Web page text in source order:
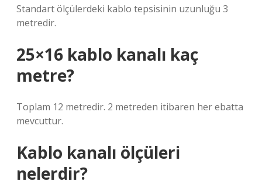
Standart ölçülerdeki kablo tepsisinin uzunluğu 3
metredir.
25×16 kablo kanalı kaç
metre?
Toplam 12 metredir. 2 metreden itibaren her ebatta
mevcuttur.
Kablo kanalı ölçüleri
nelerdir?